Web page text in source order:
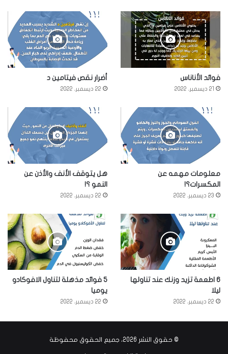
فوائد الأناناس
21 ديسمبر، 2022
أضرار نقص فيتامين د
22 ديسمبر، 2022
معلومات مهمه عن
المكسرات؟!
23 ديسمبر، 2022
هل يتوقف الأنف والأذن عن
النمو ؟!
22 ديسمبر، 2022
6 اطعمة تزيد وزنك عند تناولها
ليلا
22 ديسمبر، 2022
5 فوائد مذهلة لتناول الافوكادو
يوميا
22 ديسمبر، 2022
© حقوق النشر 2026، جميع الحقوق محفوظة